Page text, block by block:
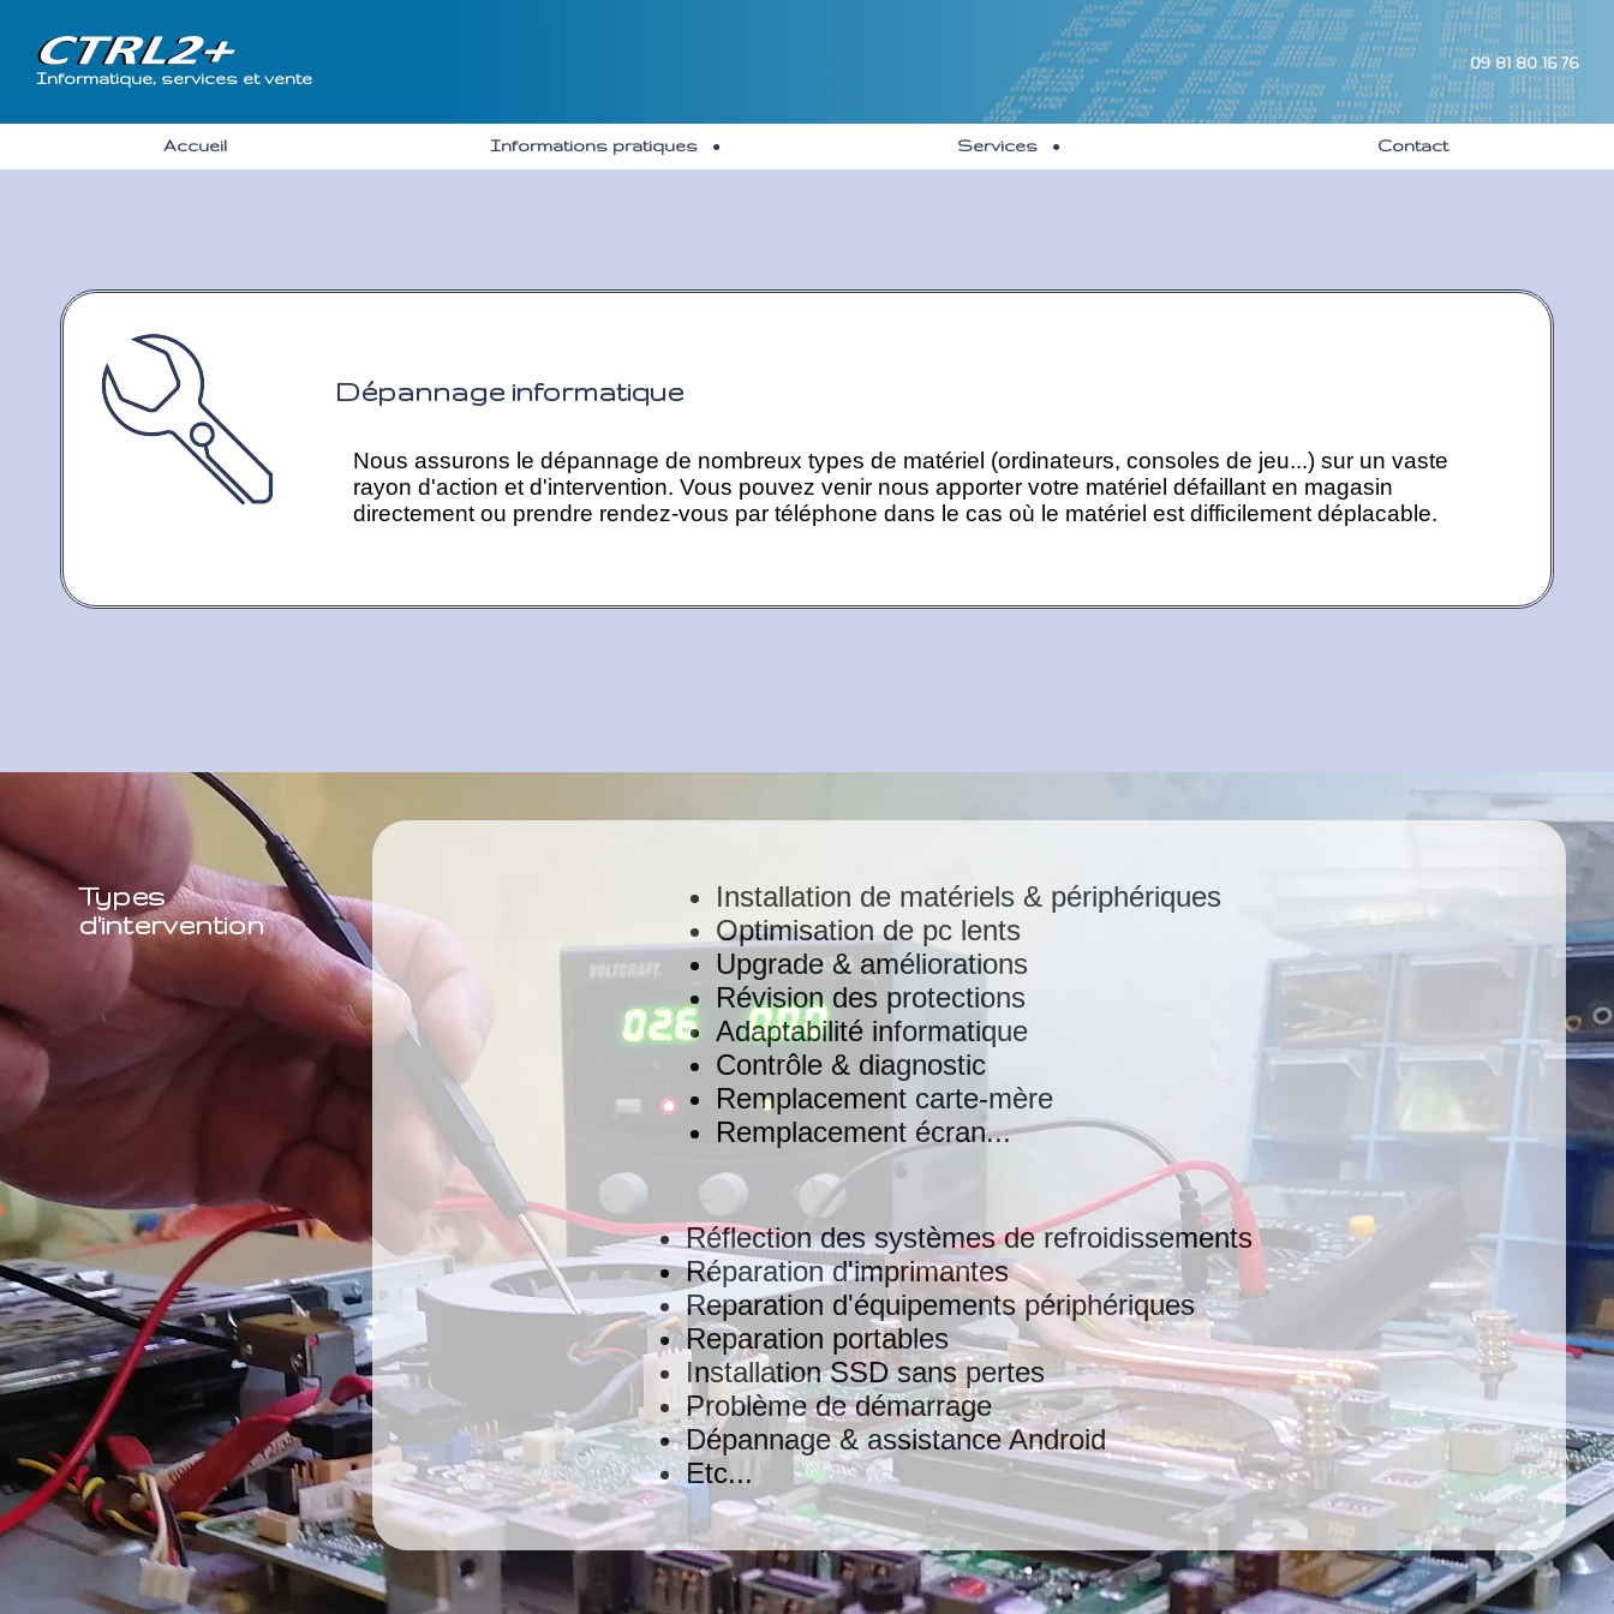
Informatique, services et vente
09 81 80 16 76
Accueil Informations pratiques Services Contact
Dépannage informatique
Nous assurons le dépannage de nombreux types de matériel (ordinateurs, consoles de jeu...) sur un vaste
rayon d'action et d'intervention. Vous pouvez venir nous apporter votre matériel défaillant en magasin
directement ou prendre rendez-vous par téléphone dans le cas où le matériel est difficilement déplacable.
Types
d'intervention
Installation de matériels & périphériques
Optimisation de pc lents
Upgrade & améliorations
Révision des protections
Adaptabilité informatique
Contrôle & diagnostic
Remplacement carte-mère
Remplacement écran...
Réflection des systèmes de refroidissements
Réparation d'imprimantes
Reparation d'équipements périphériques
Reparation portables
Installation SSD sans pertes
Problème de démarrage
Dépannage & assistance Android
Etc...